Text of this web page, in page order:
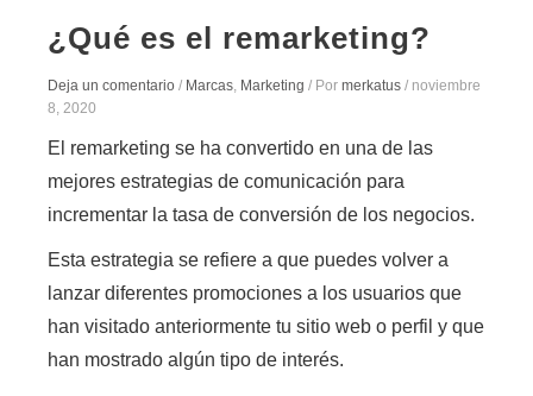
¿Qué es el remarketing?
Deja un comentario / Marcas, Marketing / Por merkatus / noviembre
8, 2020
El remarketing se ha convertido en una de las
mejores estrategias de comunicación para
incrementar la tasa de conversión de los negocios.
Esta estrategia se refiere a que puedes volver a
lanzar diferentes promociones a los usuarios que
han visitado anteriormente tu sitio web o perfil y que
han mostrado algún tipo de interés.